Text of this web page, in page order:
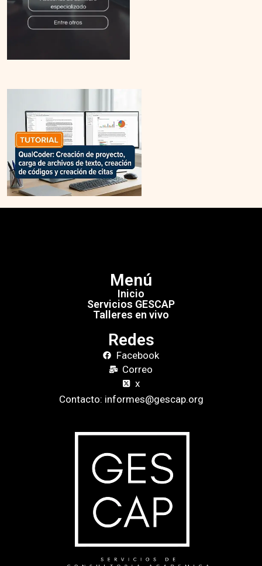
Menú
Inicio
Servicios GESCAP
Talleres en vivo
Redes
Facebook
Correo
x
Contacto: informes@gescap.org